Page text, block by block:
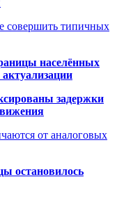
совершить типичных
населённых
задержки
от аналоговых
остановилось